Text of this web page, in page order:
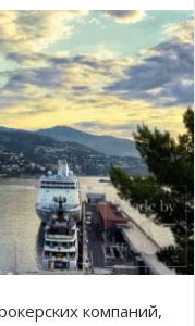
компаний,